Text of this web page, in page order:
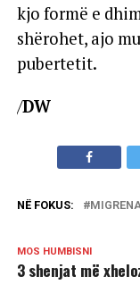
kjo formë e
shërohet, ajo
pubertetit.
/DW
NË FOKUS:
MOS HUMBISNI
3 shenjat më